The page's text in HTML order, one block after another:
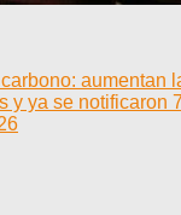
aumentan
y ya se notificaron